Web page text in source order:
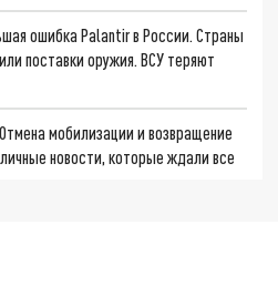
ошибка Palantir в России. Страны
поставки оружия. ВСУ теряют
мобилизации и возвращение
новости, которые ждали все